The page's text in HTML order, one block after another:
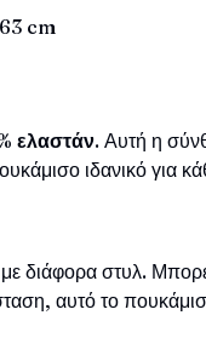
cm
ελαστάν. Αυτή η
ιδανικό για
με διάφορα στυλ.
αυτό το